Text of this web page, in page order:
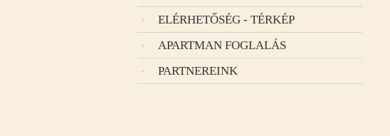
ELÉRHETŐSÉG - TÉRKÉP
APARTMAN FOGLALÁS
PARTNEREINK